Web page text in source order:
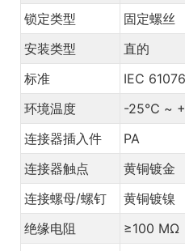
锁定类型
固定螺丝
安装类型
直的
标准
IEC
环境温度
-25℃ ~
连接器插入件
PA
连接器触点
黄铜镀金
连接螺母/螺钉
黄铜镀镍
绝缘电阻
≥100 MΩ